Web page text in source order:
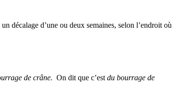
décalage d’une ou deux semaines, selon l’endroit où
de crâne. On dit que c’est du bourrage de